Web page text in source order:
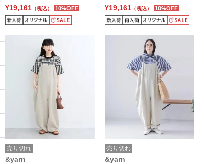
¥19,161 （税込） 10%OFF
¥19,161 （税込） 10%OFF
売り切れ
&yarn
売り切れ
&yarn